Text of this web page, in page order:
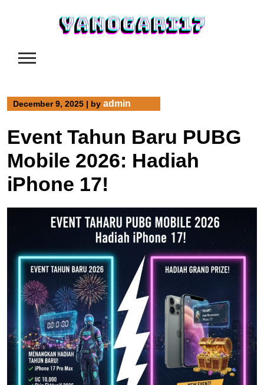
December 9, 2025 | by admin
Event Tahun Baru PUBG
Mobile 2026: Hadiah
iPhone 17!